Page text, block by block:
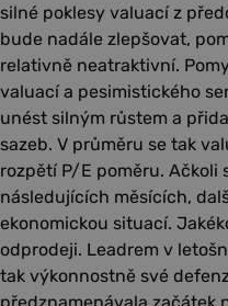
silné poklesy valuací z
bude nadále zlepšovat,
relativně neatraktivní.
valuací a pesimistického
unést silným růstem a
sazeb. V průměru se tak
rozpětí P/E poměru. Ačkoli
následujících měsících,
ekonomickou situací.
odprodeji. Leadrem v
tak výkonnostně své